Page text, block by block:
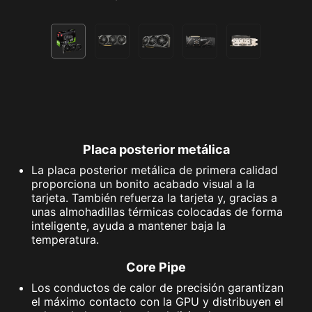
Placa posterior metálica
La placa posterior metálica de primera calidad
proporciona un bonito acabado visual a la
tarjeta. También refuerza la tarjeta y, gracias a
unas almohadillas térmicas colocadas de forma
inteligente, ayuda a mantener baja la
temperatura.
Core Pipe
Los conductos de calor de precisión garantizan
el máximo contacto con la GPU y distribuyen el